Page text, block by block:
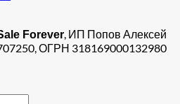
Forever , ИП Попов Алексей
ОГРН 318169000132980